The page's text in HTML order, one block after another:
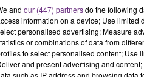
LE
SES
and our (447) partnersdo the following
information on a device; Use limited
personalised advertising; Measure
or combinations of data from
to select personalised content; Use
and present advertising and
such as IP address and browsing data